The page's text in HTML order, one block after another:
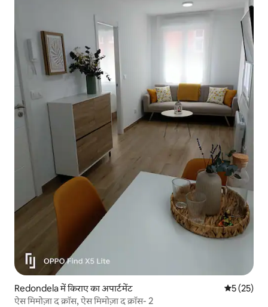
Redondela में किराए का अपार्टमेंट औसत रेटिंग
5 (25)
ऐस मिमोज़ा द क्रॉस, ऐस मिमोज़ा द क्रॉस- 2